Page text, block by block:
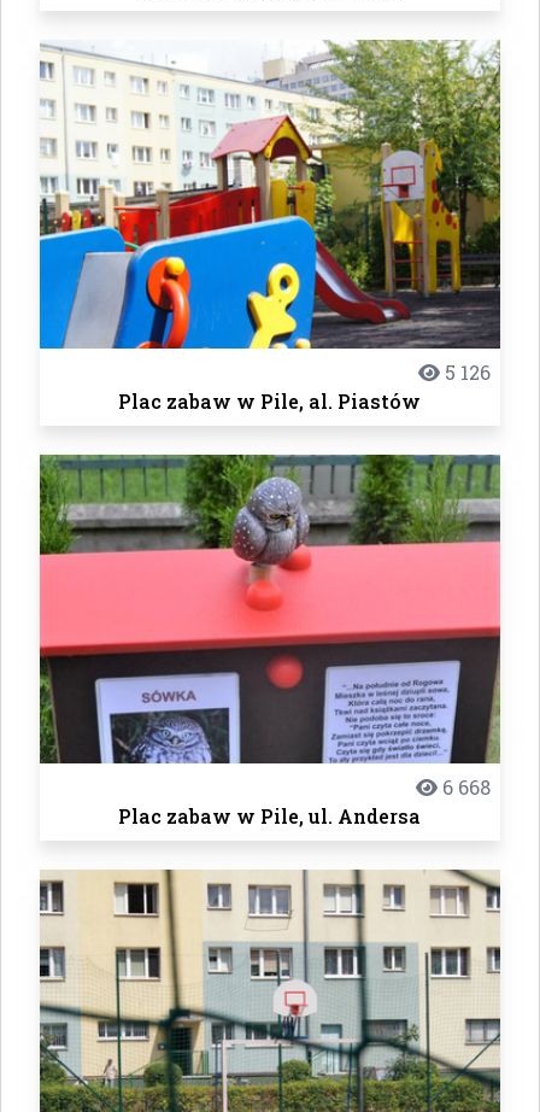
5 126
Plac zabaw w Pile, al. Piastów
6 668
Plac zabaw w Pile, ul. Andersa